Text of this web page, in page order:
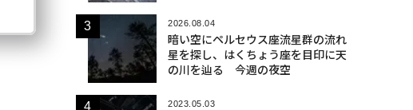
2026.08.04
暗い空にペルセウス座流星群の流れ
星を探し、はくちょう座を目印に天
の川を辿る 今週の夜空
2023.05.03